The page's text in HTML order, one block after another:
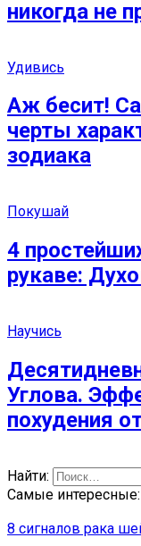
никогда не
Удивись
Аж бесит!
черты
зодиака
Покушай
4
рукаве:
Научись
Углова.
похудения
Найти:
Самые интересные:
8 сигналов рака